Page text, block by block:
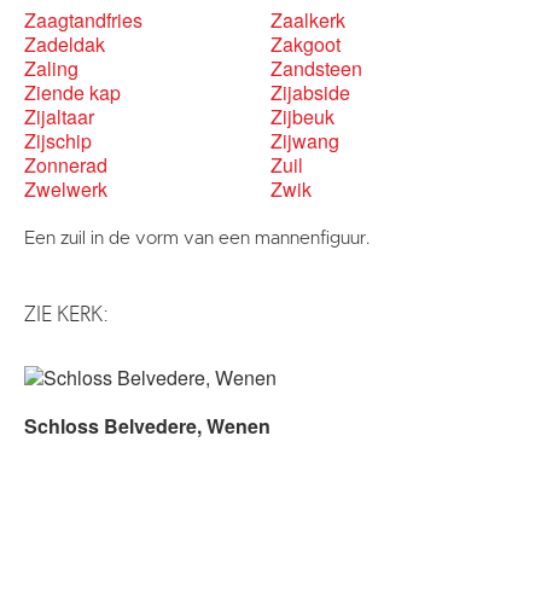
Zaagtandfries
Zaalkerk
Zadeldak
Zakgoot
Zaling
Zandsteen
Ziende kap
Zijabside
Zijaltaar
Zijbeuk
Zijschip
Zijwang
Zonnerad
Zuil
Zwelwerk
Zwik
Een zuil in de vorm van een mannenfiguur.
ZIE KERK:
Schloss Belvedere, Wenen